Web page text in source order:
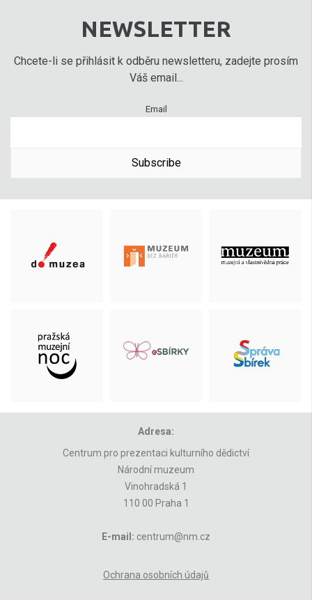
NEWSLETTER
Chcete-li se přihlásit k odběru newsletteru, zadejte prosím
Váš email...
Email
Subscribe
Adresa:
Centrum pro prezentaci kulturního dědictví
Národní muzeum
Vinohradská 1
110 00 Praha 1
E-mail: centrum@nm.cz
Ochrana osobních údajů